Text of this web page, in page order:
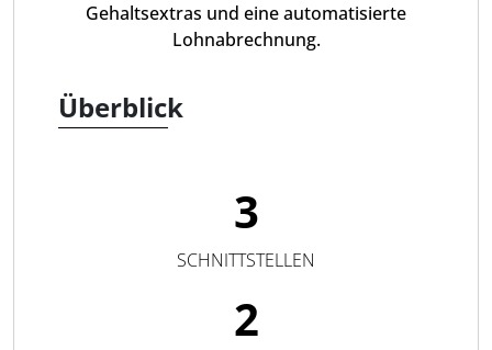
Gehaltsextras und eine automatisierte
Lohnabrechnung.
Überblick
3
SCHNITTSTELLEN
2